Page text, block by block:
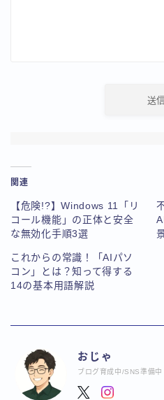
関連
【危険!?】Windows 11「リ
コール機能」の正体と安全
な無効化手順3選
これからの常識！「AIパソ
コン」とは？知って得する
14の基本用語解説
おじゃ
ブログ育成中/SNS準備中